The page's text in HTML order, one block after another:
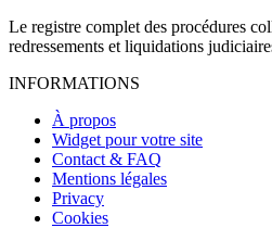
Le registre complet des procédures
redressements et liquidations
INFORMATIONS
À propos
Widget pour votre site
Contact & FAQ
Mentions légales
Privacy
Cookies